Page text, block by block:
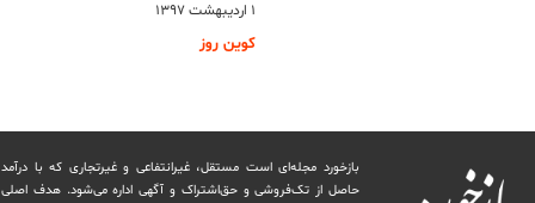
۱ اردیبهشت ۱۳۹۷
کوین روز
بازخورد مجله‌ای است مستقل، غیرانتفاعی و غیرتجاری که با درآمد
حاصل از تک‌فروشی و حق‌اشتراک و آگهی اداره می‌شود. ‏هدف اصلی